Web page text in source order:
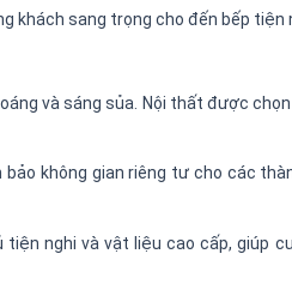
khách sang trọng cho đến bếp tiện
và sáng sủa. Nội thất được
không gian riêng tư cho các
nghi và vật liệu cao cấp, giúp